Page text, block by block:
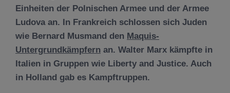
Einheiten der Polnischen Armee und der Armee
Ludova an. In Frankreich schlossen sich Juden
wie Bernard Musmand den Maquis-
Untergrundkämpfern an. Walter Marx kämpfte in
Italien in Gruppen wie Liberty and Justice. Auch
in Holland gab es Kampftruppen.